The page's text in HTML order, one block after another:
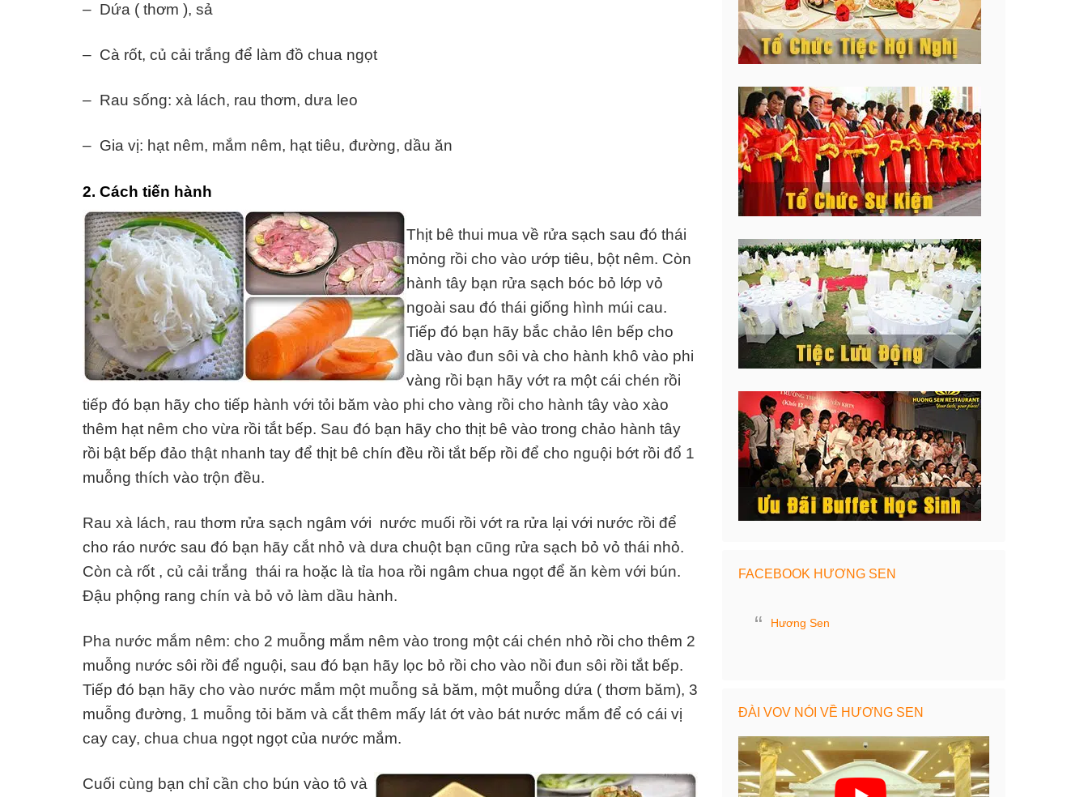
– Dứa ( thơm ), sả
– Cà rốt, củ cải trắng để làm đồ chua ngọt
– Rau sống: xà lách, rau thơm, dưa leo
– Gia vị: hạt nêm, mắm nêm, hạt tiêu, đường, dầu ăn
2. Cách tiến hành
Thịt bê thui mua về rửa sạch sau đó thái
mỏng rồi cho vào ướp tiêu, bột nêm. Còn
hành tây bạn rửa sạch bóc bỏ lớp vỏ
ngoài sau đó thái giống hình múi cau.
Tiếp đó bạn hãy bắc chảo lên bếp cho
dầu vào đun sôi và cho hành khô vào phi
vàng rồi bạn hãy vớt ra một cái chén rồi
tiếp đó bạn hãy cho tiếp hành với tỏi băm vào phi cho vàng rồi cho hành tây vào xào
thêm hạt nêm cho vừa rồi tắt bếp. Sau đó bạn hãy cho thịt bê vào trong chảo hành tây
rồi bật bếp đảo thật nhanh tay để thịt bê chín đều rồi tắt bếp rồi để cho nguội bớt rồi đổ 1
muỗng thích vào trộn đều.
Rau xà lách, rau thơm rửa sạch ngâm với nước muối rồi vớt ra rửa lại với nước rồi để
cho ráo nước sau đó bạn hãy cắt nhỏ và dưa chuột bạn cũng rửa sạch bỏ vỏ thái nhỏ.
Còn cà rốt , củ cải trắng thái ra hoặc là tỉa hoa rồi ngâm chua ngọt để ăn kèm với bún.
Đậu phộng rang chín và bỏ vỏ làm dầu hành.
Pha nước mắm nêm: cho 2 muỗng mắm nêm vào trong một cái chén nhỏ rồi cho thêm 2
muỗng nước sôi rồi để nguội, sau đó bạn hãy lọc bỏ rồi cho vào nồi đun sôi rồi tắt bếp.
Tiếp đó bạn hãy cho vào nước mắm một muỗng sả băm, một muỗng dứa ( thơm băm), 3
muỗng đường, 1 muỗng tỏi băm và cắt thêm mấy lát ớt vào bát nước mắm để có cái vị
cay cay, chua chua ngọt ngọt của nước mắm.
Cuối cùng bạn chỉ cần cho bún vào tô và
FACEBOOK HƯƠNG SEN
Hương Sen
ĐÀI VOV NÓI VỀ HƯƠNG SEN